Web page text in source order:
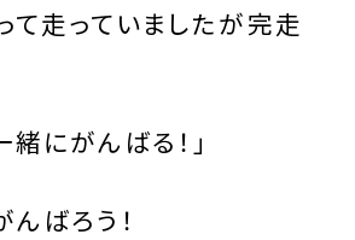
て走っていましたが完走
緒にがんばる！」
んばろう！